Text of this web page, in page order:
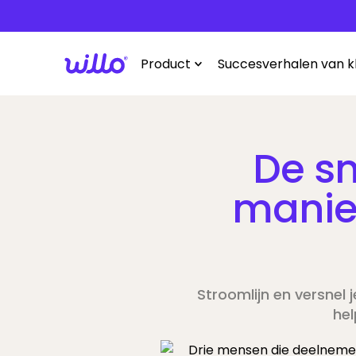
note:
Product Succesverhalen van
De
Stroomlijn en